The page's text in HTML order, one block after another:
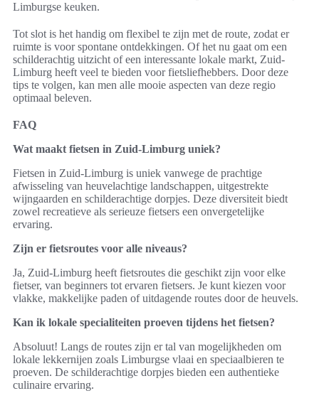
Limburgse keuken.
Tot slot is het handig om flexibel te zijn met de route, zodat er
ruimte is voor spontane ontdekkingen. Of het nu gaat om een
schilderachtig uitzicht of een interessante lokale markt, Zuid-
Limburg heeft veel te bieden voor fietsliefhebbers. Door deze
tips te volgen, kan men alle mooie aspecten van deze regio
optimaal beleven.
FAQ
Wat maakt fietsen in Zuid-Limburg uniek?
Fietsen in Zuid-Limburg is uniek vanwege de prachtige
afwisseling van heuvelachtige landschappen, uitgestrekte
wijngaarden en schilderachtige dorpjes. Deze diversiteit biedt
zowel recreatieve als serieuze fietsers een onvergetelijke
ervaring.
Zijn er fietsroutes voor alle niveaus?
Ja, Zuid-Limburg heeft fietsroutes die geschikt zijn voor elke
fietser, van beginners tot ervaren fietsers. Je kunt kiezen voor
vlakke, makkelijke paden of uitdagende routes door de heuvels.
Kan ik lokale specialiteiten proeven tijdens het fietsen?
Absoluut! Langs de routes zijn er tal van mogelijkheden om
lokale lekkernijen zoals Limburgse vlaai en speciaalbieren te
proeven. De schilderachtige dorpjes bieden een authentieke
culinaire ervaring.